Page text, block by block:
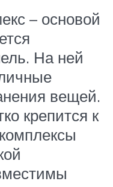
– основой
На ней
вещей.
крепится к